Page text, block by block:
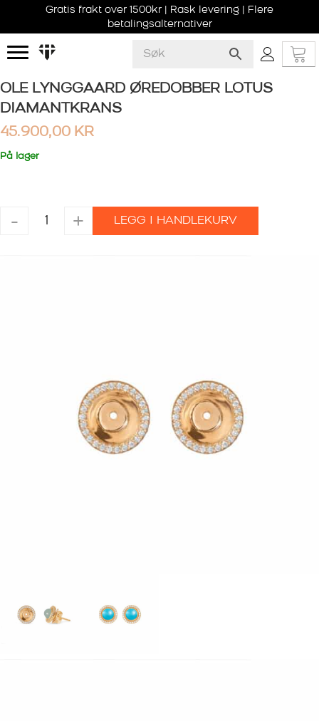
Gratis frakt over 1500kr | Rask levering | Flere
betalingsalternativer
OLE LYNGGAARD ØREDOBBER LOTUS
DIAMANTKRANS
45.900,00 KR
På lager
-
OLE
LYNGGAARD
+ LEGG I HANDLEKURV